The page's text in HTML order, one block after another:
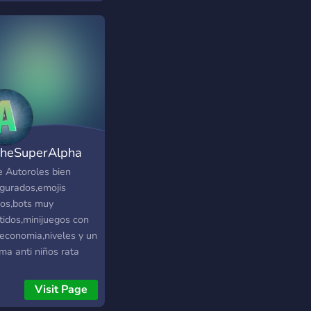
Autoroles bien
muy
con
y un
anti niños rata
Visit Page